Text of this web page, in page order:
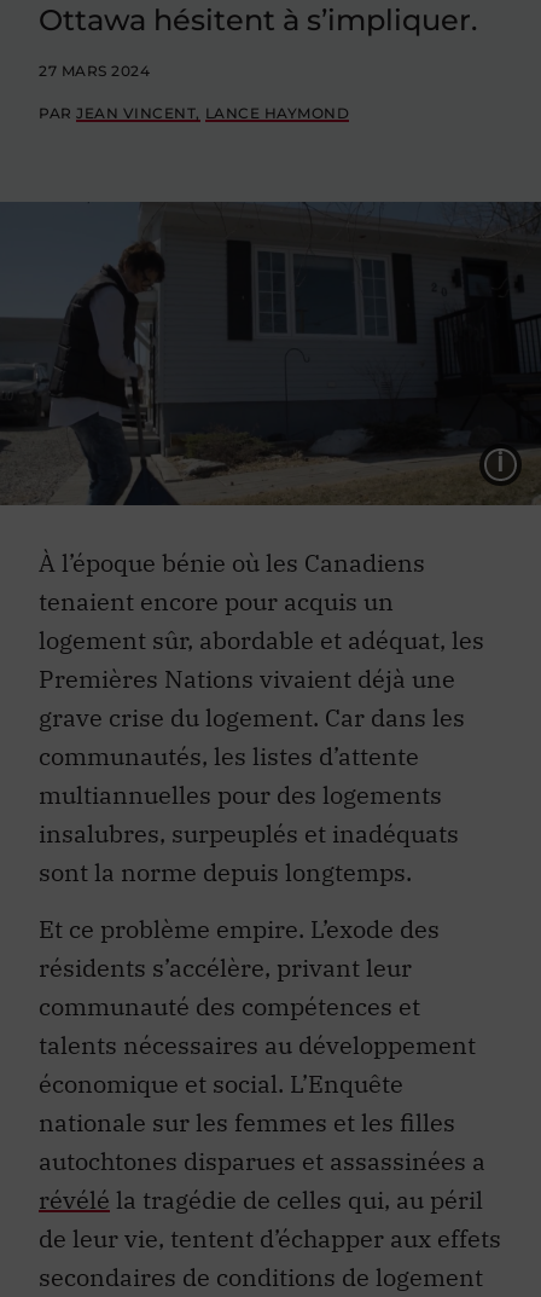
Ottawa hésitent à s’impliquer.
27 MARS 2024
PARJEAN VINCENT LANCE HAYMOND
À l’époque bénie où les Canadiens
tenaient encore pour acquis un
logement sûr, abordable et adéquat, les
Premières Nations vivaient déjà une
grave crise du logement. Car dans les
communautés, les listes d’attente
multiannuelles pour des logements
insalubres, surpeuplés et inadéquats
sont la norme depuis longtemps.
Et ce problème empire. L’exode des
résidents s’accélère, privant leur
communauté des compétences et
talents nécessaires au développement
économique et social. L’Enquête
nationale sur les femmes et les filles
autochtones disparues et assassinées a
révélé la tragédie de celles qui, au péril
de leur vie, tentent d’échapper aux effets
secondaires de conditions de logement